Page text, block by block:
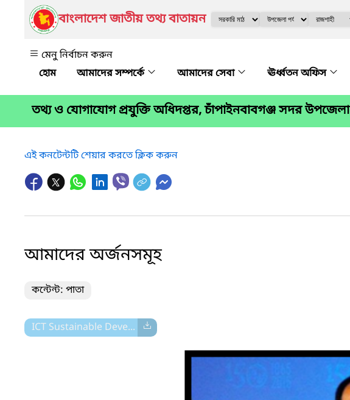
বাংলাদেশ জাতীয় তথ্য বাতায়ন
মেনু নির্বাচন করুন
আমাদের সম্পর্কে
আমাদের সেবা ঊর্ধ্বতন অফিস
তথ্য ও যোগাযোগ প্রযুক্তি অধিদপ্তর, চাঁপাইনবাবগঞ্জ সদর উপজেলা
এই কনটেন্টটি শেয়ার করতে ক্লিক করুন
আমাদের অর্জনসমূহ
কন্টেন্ট: পাতা
ICT Sustainable Deve...